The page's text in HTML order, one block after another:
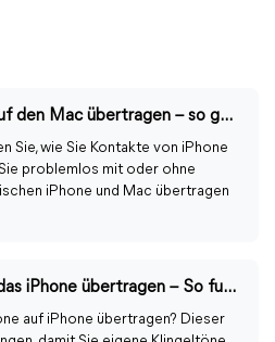
Kontakte vom iPhone auf den Mac übertragen – so geht’s einfach und sicher
Sie, wie Sie Kontakte von iPhone
problemlos mit oder ohne
iPhone und Mac übertragen
Eigene Klingeltöne auf das iPhone übertragen – So funktioniert's
auf iPhone übertragen? Dieser